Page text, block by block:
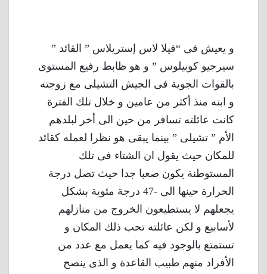
و يعيش فى “فيلا لاس إستريلاس ” القائد ”
سيرجيو كوبيلوس ” و هو ظابط رفيع المستوى
بالقوات الجوية فى الجيش التشيلى مع زوجته
و ابنه منذ أكثر من عامين و خلال تلك الفترة
كانت عائلته تسافر من حين الى أخر لبلدهم
الأم ” تشيلى ” بينما يبقى هو نظرا لعمله كقائد
للمكان حيث يقول ان الشتاء فى تلك
المستوطنة يكون صعبا جدا حيث تصل درجة
الحرارة حينها الى -47 درجة مئوية بشكل
يجعلهم لا يستطيعون الخروج من منازلهم
لأسابيع و لكن عائلته تحب ذلك المكان و
تستمتع بالوجود فيه كما يعمل مع عدد من
الأفراد منهم طبيب القاعدة و الذى ينصح